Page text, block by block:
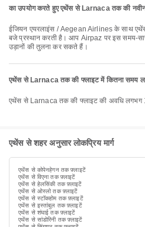
का उपयोग करते हुए एथेंस से Larnaca तक की
ईजियन एयरलाइंस / Aegean Airlines के साथ एथेंस से Larnaca की अंतिम उड़ान 23:55
बजे प्रस्थान करती है। आप Airpaz पर इस समय-
उड़ानों की तुलना कर सकते हैं।
एथेंस से Larnaca तक की फ्लाइट में कितना समय
एथेंस से Larnaca तक की फ्लाइट की अवधि लगभग
एथेंस से शहर अनुसार लोकप्रिय मार्ग
एथेंस से कोपेनहेगन तक फ़्लाइटें
एथेंस से विएना तक फ़्लाइटें
एथेंस से हेलसिंकी तक फ़्लाइटें
एथेंस से ओस्लो तक फ़्लाइटें
एथेंस से स्टॉकहोम तक फ़्लाइटें
एथेंस से इस्तांबुल तक फ़्लाइटें
एथेंस से शंघाई तक फ़्लाइटें
एथेंस से सांडोरिनी तक फ़्लाइटें